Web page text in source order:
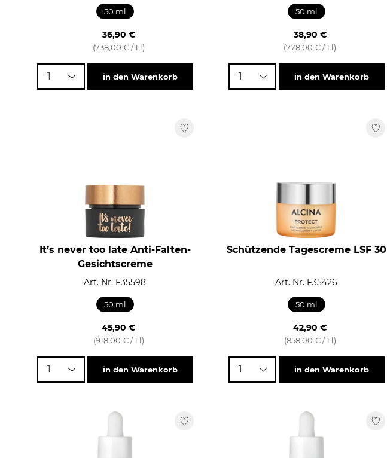
50 ml
36,90 €
(738,00 € / 1 l)
1 in den Warenkorb
50 ml
38,90 €
(778,00 € / 1 l)
1 in den Warenkorb
It’s never too late Anti-Falten-
Gesichtscreme
Art. Nr. F35598
50 ml
45,90 €
(918,00 € / 1 l)
1 in den Warenkorb
Schützende Tagescreme LSF 30
Art. Nr. F35426
50 ml
42,90 €
(858,00 € / 1 l)
1 in den Warenkorb